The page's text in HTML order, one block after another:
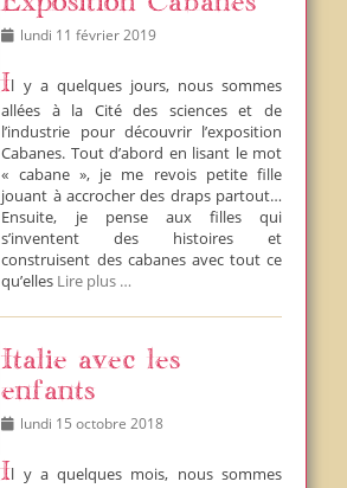
Postedlundi 11 février 2019
Il y a quelques jours, nous sommes
allées à la Cité des sciences et de
l’industrie pour découvrir l’exposition
Cabanes. Tout d’abord en lisant le mot
« cabane », je me revois petite fille
jouant à accrocher des draps partout…
Ensuite, je pense aux filles qui
s’inventent des histoires et
construisent des cabanes avec tout ce
qu’elles Lire plus …
Italie avec les
enfants
Postedlundi 15 octobre 2018
Il y a quelques mois, nous sommes